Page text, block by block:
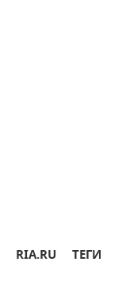
RIA.RU ТЕГИ